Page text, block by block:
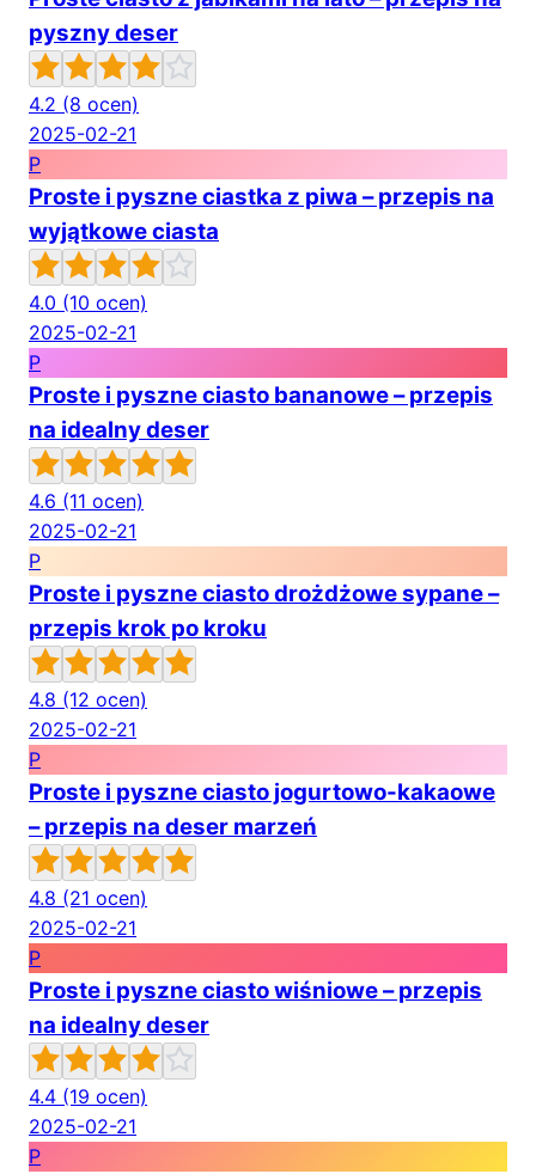
pyszny deser
4.2 (8 ocen)
2025-02-21
P
Proste i pyszne ciastka z piwa – przepis na
wyjątkowe ciasta
4.0 (10 ocen)
2025-02-21
P
Proste i pyszne ciasto bananowe – przepis
na idealny deser
4.6 (11 ocen)
2025-02-21
P
Proste i pyszne ciasto drożdżowe sypane –
przepis krok po kroku
4.8 (12 ocen)
2025-02-21
P
Proste i pyszne ciasto jogurtowo-kakaowe
– przepis na deser marzeń
4.8 (21 ocen)
2025-02-21
P
Proste i pyszne ciasto wiśniowe – przepis
na idealny deser
4.4 (19 ocen)
2025-02-21
P